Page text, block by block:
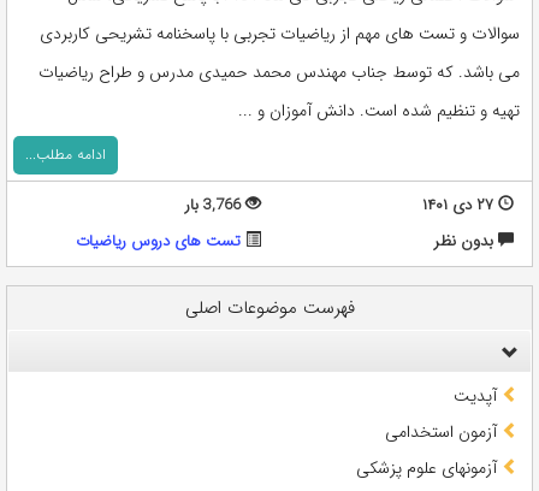
سوالات و تست های مهم از ریاضیات تجربی با پاسخنامه تشریحی کاربردی
می باشد. که توسط جناب مهندس محمد حمیدی مدرس و طراح ریاضیات
تهیه و تنظیم شده است. دانش آموزان و ...
ادامه مطلب...
۲۷ دی ۱۴۰۱
3,766 بار
بدون نظر
تست های دروس ریاضیات
فهرست موضوعات اصلی
آپدیت
آزمون استخدامی
آزمونهای علوم پزشکی